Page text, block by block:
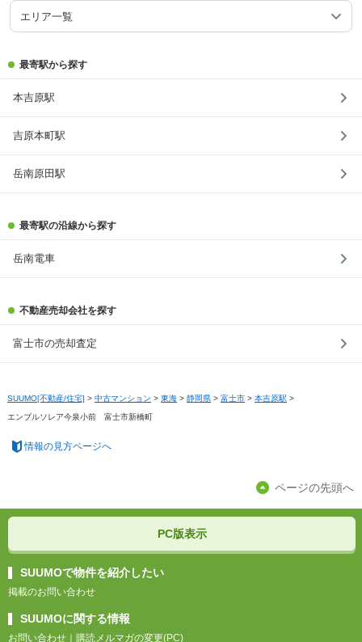
エリア一覧
最寄駅から探す
本吉原駅
吉原本町駅
岳南原田駅
最寄駅の沿線から探す
岳南電車
不動産売却会社を探す
富士市の売却査定
SUUMO[不動産/住宅] > 中古マンション > 東海 > 静岡県 > 富士市 > 本吉原駅 >
エンブルソレア今泉小前 富士市新橋町
情報の見方ページへ
ページの先頭へ
PC版表示
SUUMOで物件を紹介したい
掲載のお問い合わせ
SUUMOに関する情報
お問い合わせ 購読メルマガの変更(PC)